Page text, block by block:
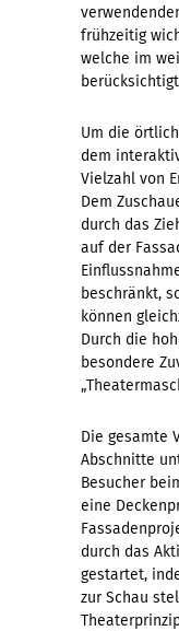
frühzeitig
welche im
Um die
dem
Vielzahl von
Dem
durch das
auf der
beschränkt,
können
Durch die
besondere
Die gesamte
Abschnitte
Besucher
eine
durch das
gestartet,
zur Schau